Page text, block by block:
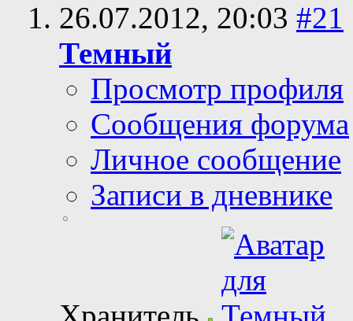
26.07.2012, 20:03 #21
Темный
Просмотр профиля
Сообщения форума
Личное сообщение
Записи в дневнике